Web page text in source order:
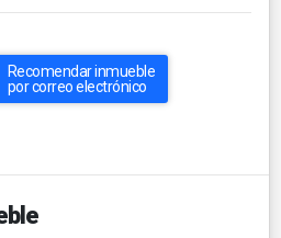
Recomendar inmueble
por correo electrónico